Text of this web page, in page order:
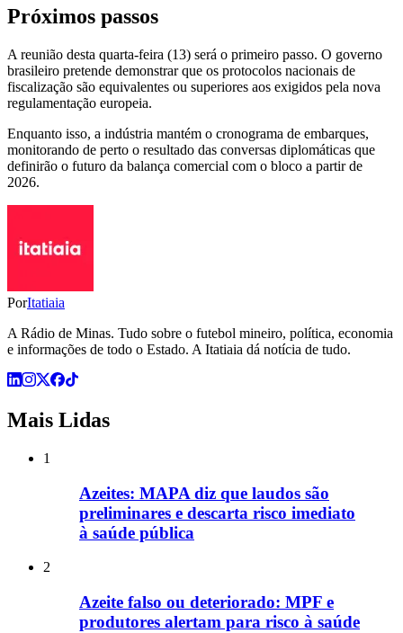
Próximos passos
A reunião desta quarta-feira (13) será o primeiro passo. O governo
brasileiro pretende demonstrar que os protocolos nacionais de
fiscalização são equivalentes ou superiores aos exigidos pela nova
regulamentação europeia.
Enquanto isso, a indústria mantém o cronograma de embarques,
monitorando de perto o resultado das conversas diplomáticas que
definirão o futuro da balança comercial com o bloco a partir de
2026.
PorItatiaia
A Rádio de Minas. Tudo sobre o futebol mineiro, política, economia
e informações de todo o Estado. A Itatiaia dá notícia de tudo.
Mais Lidas
1
Azeites: MAPA diz que laudos são
preliminares e descarta risco imediato
à saúde pública
2
Azeite falso ou deteriorado: MPF e
produtores alertam para risco à saúde